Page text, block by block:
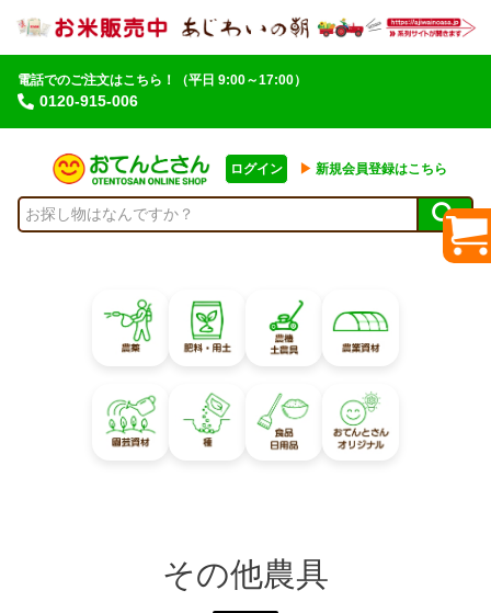
電話でのご注文はこちら！
0120-915-006
（平日 9:00～17:00）
ログイン ▶︎ 新規会員登録はこちら
その他農具